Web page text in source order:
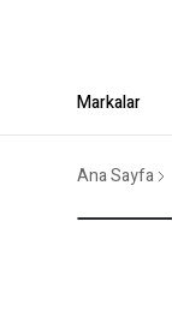
Markalar
Ana Sayfa